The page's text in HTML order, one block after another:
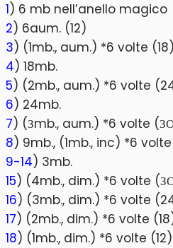
1) 6 mb nell’anello magico
2) 6aum. (12)
3) (1mb., aum.) *6 volte (18)
4) 18mb.
5) (2mb., aum.) *6 volte
6) 24mb.
7) (Зmb., aum.) *6 volte
8) 9mb., (1mb., inc) *6
9-14) 3mb.
15) (4mb., dim.) *6 volte
16) (3mb., dim.) *6 volte
17) (2mb., dim.) *6 volte
18) (1mb., dim.) *6 volte (12)